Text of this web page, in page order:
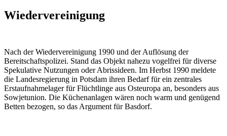
Wiedervereinigung
Nach der Wiedervereinigung 1990 und der Auflösung der
Bereitschaftspolizei. Stand das Objekt nahezu vogelfrei für diverse
Spekulative Nutzungen oder Abrissideen. Im Herbst 1990 meldete
die Landesregierung in Potsdam ihren Bedarf für ein zentrales
Erstaufnahmelager für Flüchtlinge aus Osteuropa an, besonders aus
Sowjetunion. Die Küchenanlagen wären noch warm und genügend
Betten bezogen, so das Argument für Basdorf.